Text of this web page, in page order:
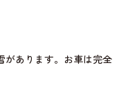
あります。お車は完全